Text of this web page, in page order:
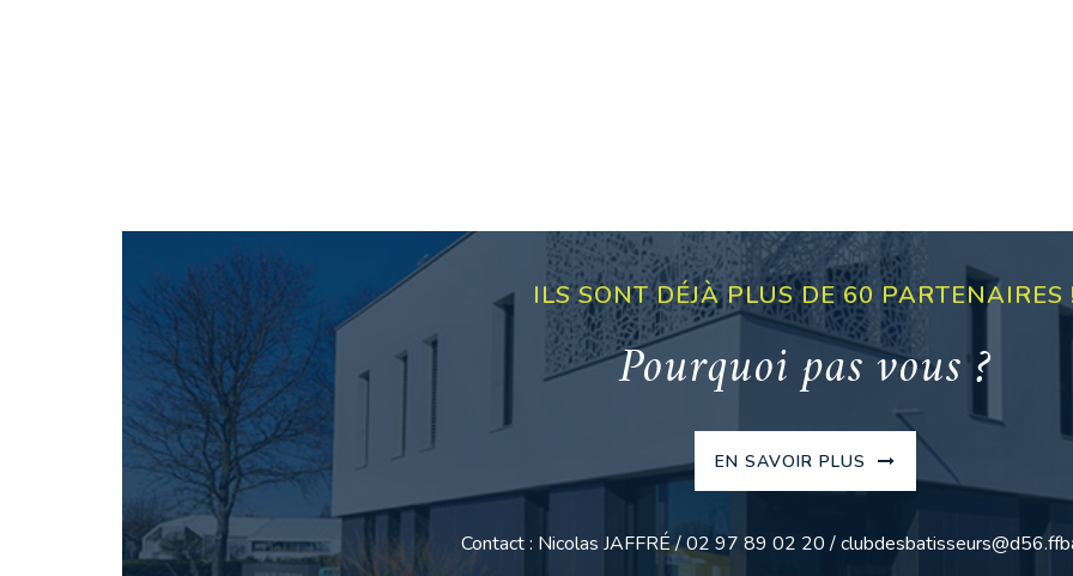
ILS SONT DÉJÀ PLUS DE 60 PARTENAIRES
Pourquoi pas vous ?
EN SAVOIR PLUS
Contact : Nicolas JAFFRÉ / 02 97 89 02 20 /